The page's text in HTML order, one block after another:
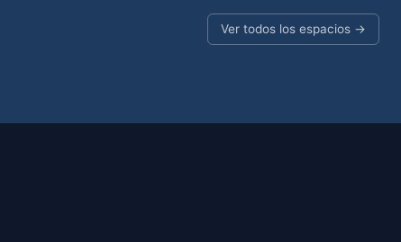
Ver todos los espacios →